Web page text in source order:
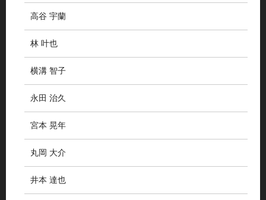
高谷 宇蘭
林 叶也
横溝 智子
永田 治久
宮本 晃年
丸岡 大介
井本 達也